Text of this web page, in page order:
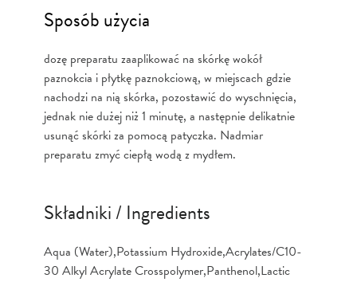
Sposób użycia
dozę preparatu zaaplikować na skórkę wokół
paznokcia i płytkę paznokciową, w miejscach gdzie
nachodzi na nią skórka, pozostawić do wyschnięcia,
jednak nie dużej niż 1 minutę, a następnie delikatnie
usunąć skórki za pomocą patyczka. Nadmiar
preparatu zmyć ciepłą wodą z mydłem.
Składniki / Ingredients
Aqua (Water),Potassium Hydroxide,Acrylates/C10-
30 Alkyl Acrylate Crosspolymer,Panthenol,Lactic